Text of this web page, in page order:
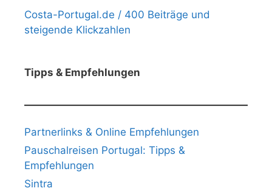
Costa-Portugal.de / 400 Beiträge und
steigende Klickzahlen
Tipps & Empfehlungen
Partnerlinks & Online Empfehlungen
Pauschalreisen Portugal: Tipps &
Empfehlungen
Sintra